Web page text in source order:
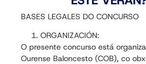
BASES LEGALES DO CONCURSO
ORGANIZACIÓN:
O presente concurso está
Ourense Baloncesto (COB), co